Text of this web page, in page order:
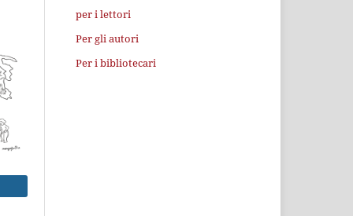
per i lettori
Per gli autori
Per i bibliotecari